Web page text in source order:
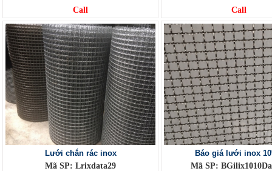
Call
Call
Lưới chắn rác inox
Mã SP: Lrixdata29
Báo giá lưới inox
Mã SP: